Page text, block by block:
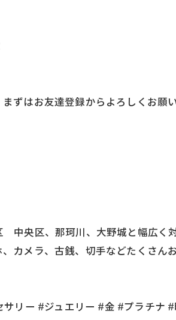
ずはお友達登録からよろしくお願
央区、那珂川、大野城と幅広く
カメラ、古銭、切手などたくさ
リー #ジュエリー #金 #プラチナ